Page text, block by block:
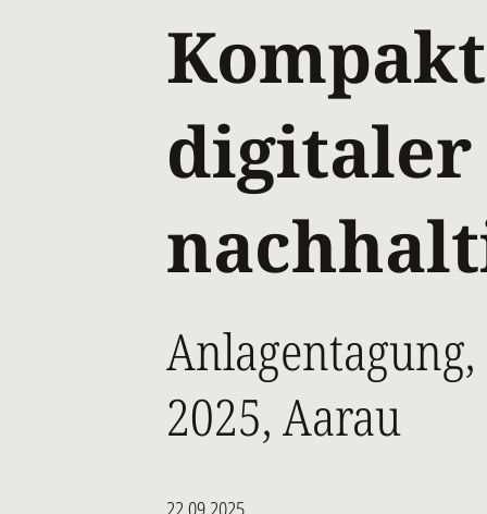
digitaler
2025, Aarau
22.09.2025